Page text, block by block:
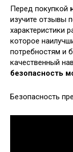
Перед покупкой
изучите отзывы
характеристики
которое
потребностям и
качественный
безопасность
Безопасность